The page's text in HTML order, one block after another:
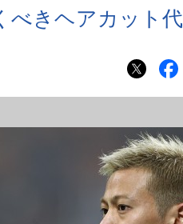
べきヘアカット代